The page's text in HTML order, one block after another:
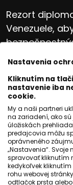
Rezort
Venezuele,
stavu
kontaktovali
Premiér
za ďalší
svetového
ukazuje, že
bez mandátu
podobne ako
Fico hovorí,
Nastavenia
Kliknutím na
nastavenie iba
cookie.
My a naši partneri
na zariadení, ako
úložiskách
predajcovia môžu
oprávneného
„Nastavenia“.
spravovať kliknutím
kedykoľvek
rohu webovej
odtlačok prsta